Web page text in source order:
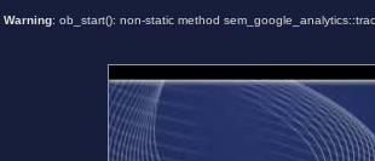
Warning: ob_start(): non-static method